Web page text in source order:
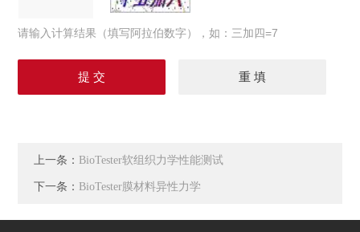
请输入计算结果（填写阿拉伯数字），如：三加四=7
上一条： BioTester软组织力学性能测试
下一条： BioTester膜材料异性力学